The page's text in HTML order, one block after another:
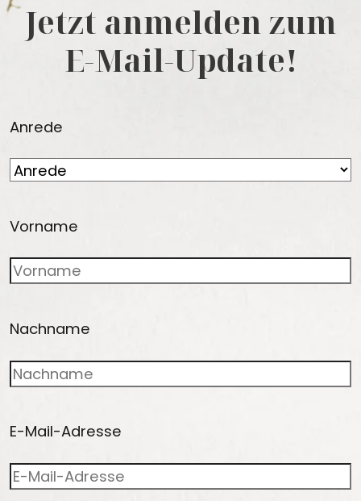
Jetzt anmelden zum
E-Mail-Update!
Anrede
Vorname
Nachname
E-Mail-Adresse